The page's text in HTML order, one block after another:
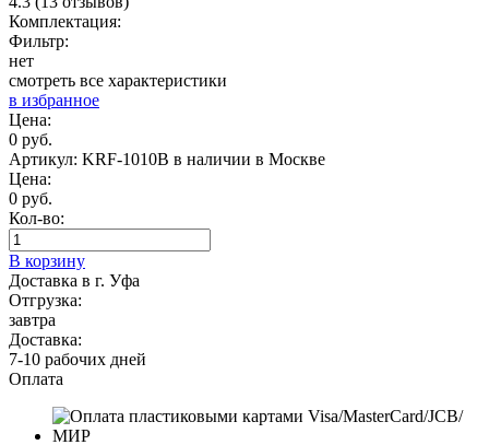
Комплектация:
Фильтр:
нет
смотреть все характеристики
в избранное
Цена:
0 руб.
Артикул: KRF-1010B в наличии в Москве
Цена:
0 руб.
Кол-во:
В корзину
Доставка в г. Уфа
Отгрузка:
завтра
Доставка:
7-10 рабочих дней
Оплата